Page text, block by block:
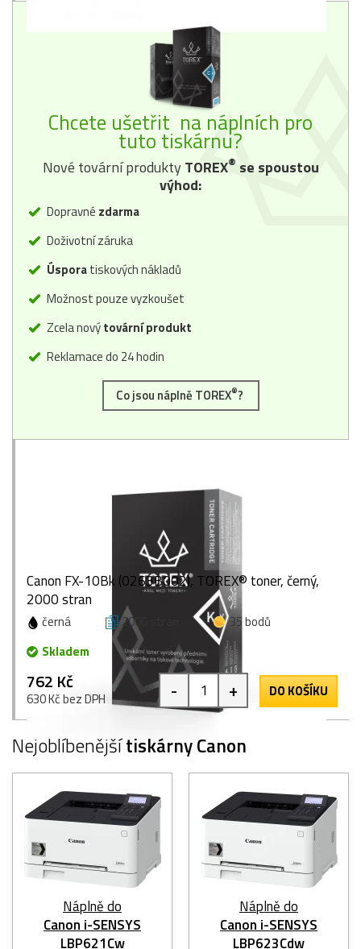
Chcete ušetřit na náplních pro
tuto tiskárnu?
Nové tovární produktyTOREX® se spoustou
výhod:
Dopravné zdarma
Doživotní záruka
Úsporatiskových nákladů
Možnost pouze vyzkoušet
Zcela novýtovární produkt
Reklamace do 24 hodin
Co jsou náplně TOREX®?
Canon FX-10Bk (0263B002), TOREX® toner, černý,
2000 stran
černá 2000 stran
35 bodů
Skladem
762 Kč
630 Kč bez DPH - + DO KOŠÍKU
Nejoblíbenějšítiskárny Canon
Náplně do
Canon i-SENSYS
LBP621Cw
Náplně do
Canon i-SENSYS
LBP623Cdw